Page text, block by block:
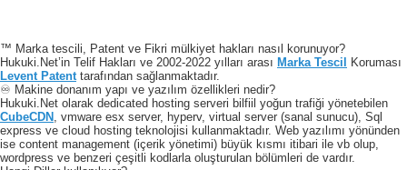
™ Marka tescili, Patent ve Fikri mülkiyet hakları nasıl korunuyor?
Hukuki.Net’in Telif Hakları ve 2002-2022 yılları arası Marka Tescil
Koruması
Levent Patenttarafından sağlanmaktadır.
♾️ Makine donanım yapı ve yazılım özellikleri nedir?
Hukuki.Net olarak dedicated hosting serveri bilfiil yoğun trafiği yönetebilen
CubeCDN , vmware esx server, hyperv, virtual server (sanal sunucu), Sql
express ve cloud hosting teknolojisi kullanmaktadır. Web yazılımı yönünden
ise content management (içerik yönetimi) büyük kısmı itibari ile vb olup,
wordpress ve benzeri çeşitli kodlarla oluşturulan bölümleri de vardır.